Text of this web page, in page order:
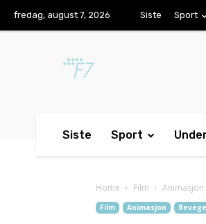
fredag, august 7, 2026 Siste Sport
Siste Sport
Home Film Animasjon
Film Animasjon